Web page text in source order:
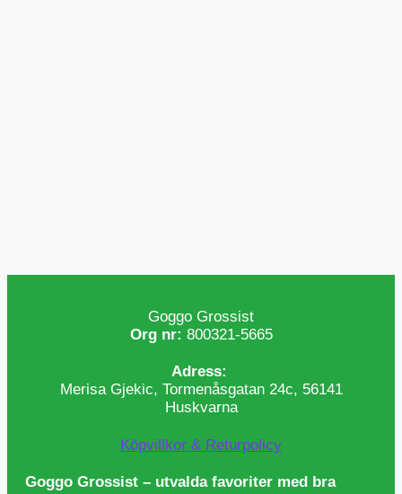
Goggo Grossist
Org nr: 800321-5665
Adress:
Merisa Gjekic, Tormenåsgatan 24c, 56141
Huskvarna
Köpvillkor & Returpolicy
Goggo Grossist – utvalda favoriter med bra